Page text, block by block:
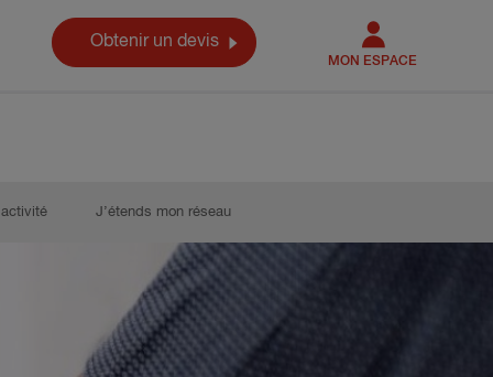
Obtenir un devis
MON ESPACE
J’étends mon réseau